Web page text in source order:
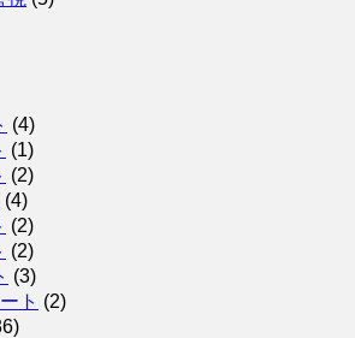
(4)
(1)
(2)
(4)
(2)
(2)
(3)
ト (2)